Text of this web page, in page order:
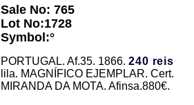
Sale No: 765
Lot No:1728
Symbol:°
PORTUGAL. Af.35. 1866. 240 reis
lila. MAGNÍFICO EJEMPLAR. Cert.
MIRANDA DA MOTA. Afinsa.880€.